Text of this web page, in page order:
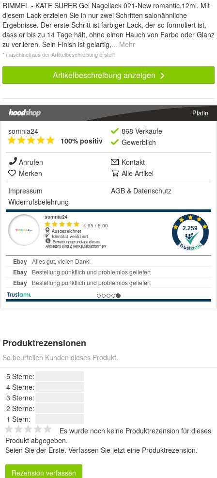
RIMMEL - KATE SUPER Gel Nagellack 021-New romantic,12ml. Mit
diesem Lack erzielen Sie in nur zwei Schritten salonähnliche
Ergebnisse. Der erste Schritt ist farbiger Lack, der so formuliert ist,
dass er bis zu 14 Tage hält, ohne einen Hauch von Farbe oder Glanz
zu verlieren. Sein Finish ist gelartig,... Mehr
* maschinell aus der Artikelbeschreibung erstellt
Artikelbeschreibung anzeigen
Platin
somnia24
100% positiv
868 Verkäufe
Gewerblich
Anrufen
Kontakt
Merken
Alle Artikel
Impressum
AGB & Datenschutz
Widerrufsbelehrung
Produktrezensionen
So beurteilen Kunden dieses Produkt.
5 Sterne:
4 Sterne:
3 Sterne:
2 Sterne:
1 Stern:
Es wurde noch keine Produktrezension für dieses
Produkt abgegeben.
Seien Sie der Erste. Verfassen Sie jetzt eine Produktrezension.
Rezension verfassen